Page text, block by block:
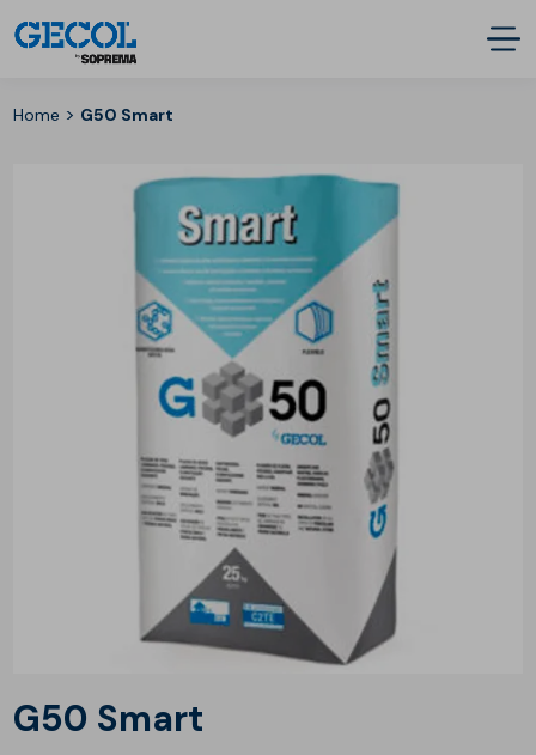
Home > G50 Smart
G50 Smart